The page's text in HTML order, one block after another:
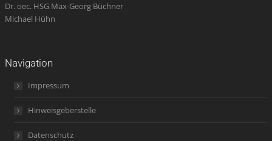
Dr. oec. HSG Max-Georg Büchner
Michael Hühn
Navigation
Impressum
Hinweisgeberstelle
Datenschutz